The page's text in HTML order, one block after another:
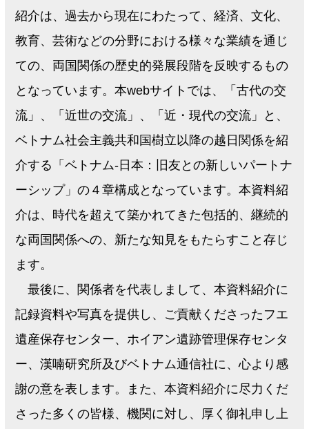
紹介は、過去から現在にわたって、経済、文化、
教育、芸術などの分野における様々な業績を通じ
ての、両国関係の歴史的発展段階を反映するもの
となっています。本webサイトでは、「古代の交
流」、「近世の交流」、「近・現代の交流」と、
ベトナム社会主義共和国樹立以降の越日関係を紹
介する「ベトナム‐日本：旧友との新しいパートナ
ーシップ」の４章構成となっています。本資料紹
介は、時代を超えて築かれてきた包括的、継続的
な両国関係への、新たな知見をもたらすこと存じ
ます。
最後に、関係者を代表しまして、本資料紹介に
記録資料や写真を提供し、ご貢献くださったフエ
遺産保存センター、ホイアン遺跡管理保存センタ
ー、漢喃研究所及びベトナム通信社に、心より感
謝の意を表します。また、本資料紹介に尽力くだ
さった多くの皆様、機関に対し、厚く御礼申し上